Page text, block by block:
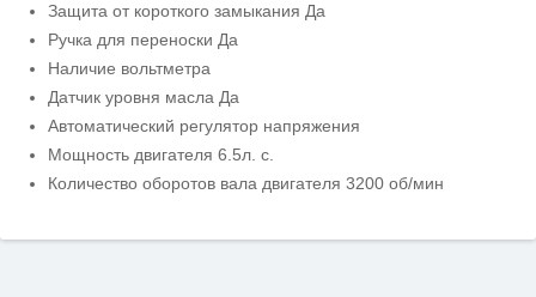
Защита от короткого замыкания Да
Ручка для переноски Да
Наличие вольтметра
Датчик уровня масла Да
Автоматический регулятор напряжения
Мощность двигателя 6.5л. с.
Количество оборотов вала двигателя 3200 об/мин